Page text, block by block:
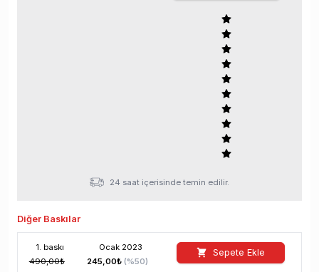
24 saat içerisinde temin edilir.
Diğer Baskılar
1. baskı Ocak 2023
490,00₺ 245,00₺ (%50)
Sepete Ekle